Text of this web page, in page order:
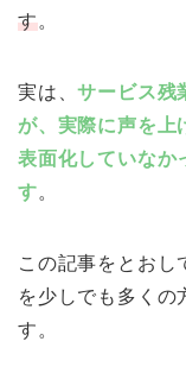
す。
実は、サービス残
が、実際に声を上
表面化していなか
す。
この記事をとおし
を少しでも多くの
す。